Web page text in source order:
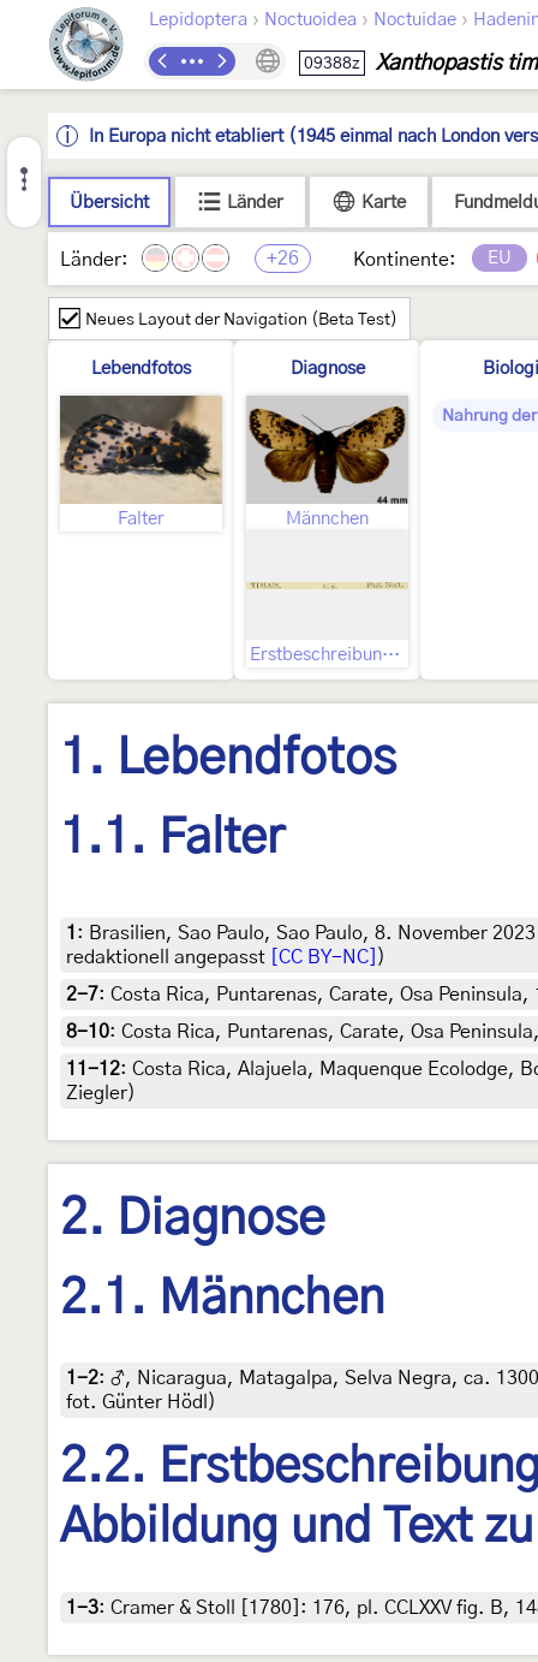
Lepidoptera › Noctuoidea › Noctuidae ›
09388z Xanthopastis
In Europa nicht etabliert (1945 einmal nach London
Übersicht Länder Karte
Länder: +26 Kontinente: EU
Neues Layout der Navigation (Beta Test)
Lebendfotos
Falter
Diagnose
Männchen
Erstbeschreibung, darin indizierte Abbildung und Text zu dieser
Nahrung
1. Lebendfotos
1.1. Falter
1 : Brasilien, Sao Paulo, Sao Paulo, 8. November
redaktionell angepasst
[CC BY-NC] )
2-7: Costa Rica, Puntarenas, Carate, Osa
8-10: Costa Rica, Puntarenas, Carate, Osa
11-12: Costa Rica, Alajuela, Maquenque Ecolodge,
Ziegler)
2. Diagnose
2.1. Männchen
1-2: ♂, Nicaragua, Matagalpa, Selva Negra, ca.
fot. Günter Hödl)
2.2.
Abbildung und Text
1-3: Cramer & Stoll [1780]: 176, pl. CCLXXV fig. B,